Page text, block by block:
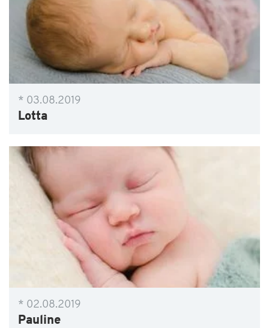
* 03.08.2019
Lotta
* 02.08.2019
Pauline